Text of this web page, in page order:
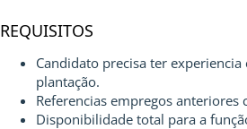
REQUISITOS
Candidato precisa ter
plantação.
Referencias empregos
Disponibilidade total para a